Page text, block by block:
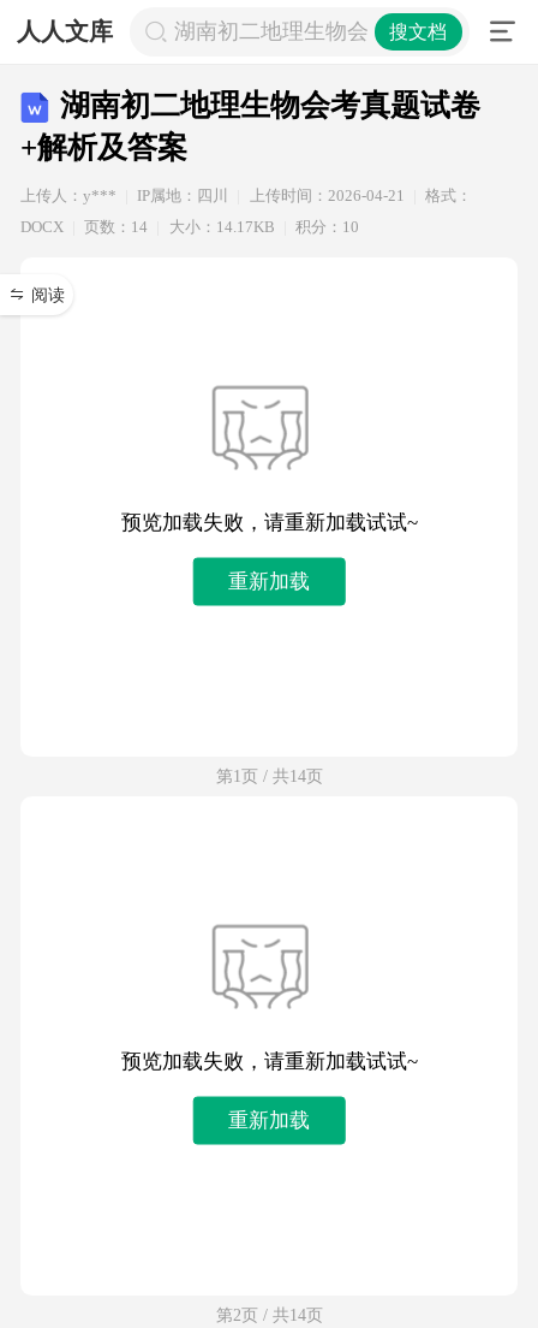
人人文库 湖南初二地理生物会考真题试卷+解析
搜文档
湖南初二地理生物会考真题试卷
+解析及答案
上传人：y*** IP属地：四川 上传时间：2026-04-21
格式：
DOCX
页数：14 大小：14.17KB 积分：10
阅读
预览加载失败，请重新加载试试~
重新加载
第1页 / 共14页
预览加载失败，请重新加载试试~
重新加载
第2页 / 共14页